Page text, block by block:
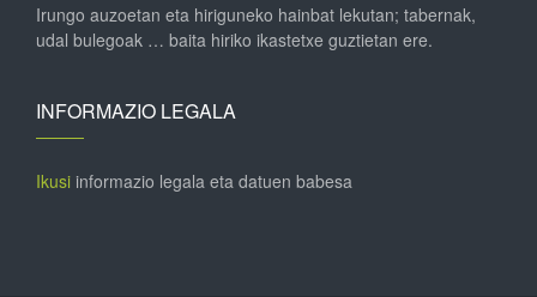
Irungo auzoetan eta hiriguneko hainbat lekutan; tabernak,
udal bulegoak … baita hiriko ikastetxe guztietan ere.
INFORMAZIO LEGALA
Ikusi informazio legala eta datuen babesa